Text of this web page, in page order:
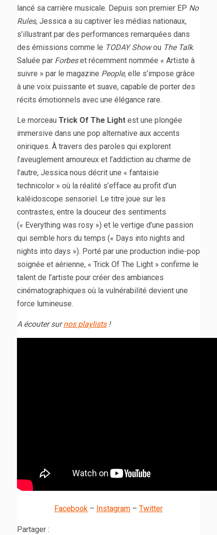
lancé sa carrière musicale. Depuis son premier EP No
Rules, Jessica a su captiver les médias nationaux,
s’illustrant par des performances remarquées dans
des émissions comme le TODAY Showou The Talk.
Saluée par Forbeset récemment nommée « Artiste à
suivre » par le magazine People, elle s’impose grâce
à une voix puissante et suave, capable de porter des
récits émotionnels avec une élégance rare.
Le morceau Trick Of The Light est une plongée
immersive dans une pop alternative aux accents
oniriques. À travers des paroles qui explorent
l’aveuglement amoureux et l’addiction au charme de
l’autre, Jessica nous décrit une « fantaisie
technicolor » où la réalité s’efface au profit d’un
kaléidoscope sensoriel. Le titre joue sur les
contrastes, entre la douceur des sentiments
(« Everything was rosy ») et le vertige d’une passion
qui semble hors du temps (« Days into nights and
nights into days »). Porté par une production indie-pop
soignée et aérienne, « Trick Of The Light » confirme le
talent de l’artiste pour créer des ambiances
cinématographiques où la vulnérabilité devient une
force lumineuse.
A écouter surnos playlists!
Facebook – Instagram – Twitter
Partager :